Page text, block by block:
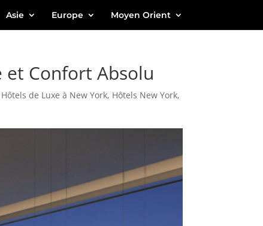
Asie Europe Moyen Orient
et Confort Absolu
Hôtels de Luxe à New York, Hôtels New York,